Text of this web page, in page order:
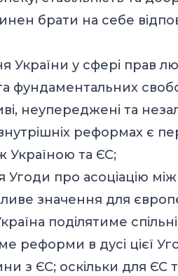
брати на себе
України у сфері прав
фундаментальних
неупереджені та
реформах є
Україною та ЄС;
Угоди про асоціацію
значення для
поділятиме
реформи в дусі цієї
з ЄС; оскільки для